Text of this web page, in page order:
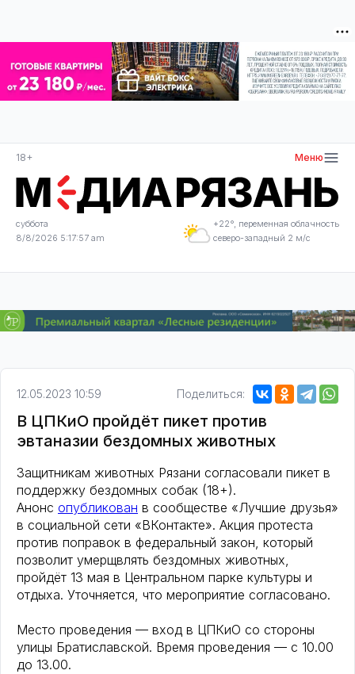
18+ Меню
суббота
8/8/2026 5:17:58 am
+22°, переменная облачность
северо-западный 2 м/с
12.05.2023 10:59 Поделиться:
В ЦПКиО пройдёт пикет против
эвтаназии бездомных животных
Защитникам животных Рязани согласовали пикет в
поддержку бездомных собак (18+).
Анонс опубликован в сообществе «Лучшие друзья»
в социальной сети «ВКонтакте». Акция протеста
против поправок в федеральный закон, который
позволит умерщвлять бездомных животных,
пройдёт 13 мая в Центральном парке культуры и
отдыха. Уточняется, что мероприятие согласовано.
Место проведения — вход в ЦПКиО со стороны
улицы Братиславской. Время проведения — с 10.00
до 13.00.